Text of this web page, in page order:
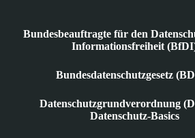
Bundesbeauftragte für den
Informationsfreiheit
Bundesdatenschutzgesetz
Datenschutzgrundverordnung
Datenschutz-Basics